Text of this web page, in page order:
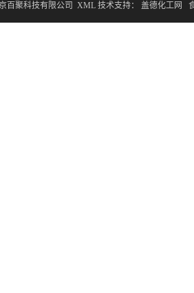
百聚科技有限公司 XML 技术支持： 盖德化工网